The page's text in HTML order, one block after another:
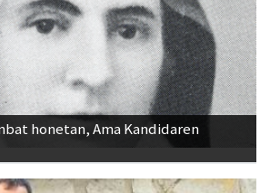
honetan, Ama Kandidaren